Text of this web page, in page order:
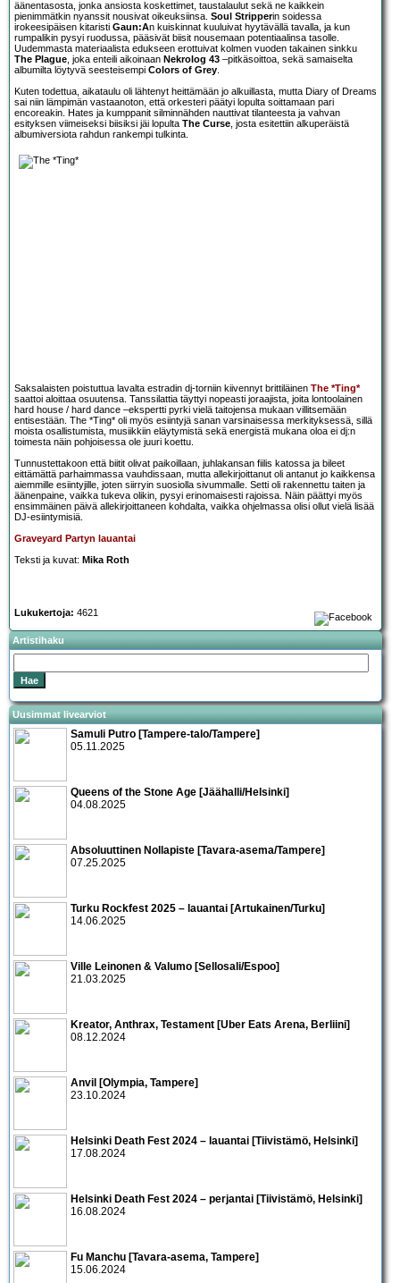
äänentasosta, jonka ansiosta koskettimet, taustalaulut sekä ne kaikkein
pienimmätkin nyanssit nousivat oikeuksiinsa. Soul Stripperin soidessa
irokeesipäisen kitaristi Gaun:An kuiskinnat kuuluivat hyytävällä tavalla, ja kun
rumpalikin pysyi ruodussa, pääsivät biisit nousemaan potentiaalinsa tasolle.
Uudemmasta materiaalista edukseen erottuivat kolmen vuoden takainen sinkku
The Plague, joka enteili aikoinaan Nekrolog 43 –pitkäsoittoa, sekä samaiselta
albumilta löytyvä seesteisempi Colors of Grey.
Kuten todettua, aikataulu oli lähtenyt heittämään jo alkuillasta, mutta Diary of Dreams
sai niin lämpimän vastaanoton, että orkesteri päätyi lopulta soittamaan pari
encoreakin. Hates ja kumppanit silminnähden nauttivat tilanteesta ja vahvan
esityksen viimeiseksi biisiksi jäi lopulta The Curse, josta esitettiin alkuperäistä
albumiversiota rahdun rankempi tulkinta.
Saksalaisten poistuttua lavalta estradin dj-torniin kiivennyt brittiläinen The *Ting*
saattoi aloittaa osuutensa. Tanssilattia täyttyi nopeasti joraajista, joita lontoolainen
hard house / hard dance –ekspertti pyrki vielä taitojensa mukaan villitsemään
entisestään. The *Ting* oli myös esiintyjä sanan varsinaisessa merkityksessä, sillä
moista osallistumista, musiikkiin eläytymistä sekä energistä mukana oloa ei dj:n
toimesta näin pohjoisessa ole juuri koettu.
Tunnustettakoon että biitit olivat paikoillaan, juhlakansan fiilis katossa ja bileet
eittämättä parhaimmassa vauhdissaan, mutta allekirjoittanut oli antanut jo kaikkensa
aiemmille esiintyjille, joten siirryin suosiolla sivummalle. Setti oli rakennettu taiten ja
äänenpaine, vaikka tukeva olikin, pysyi erinomaisesti rajoissa. Näin päättyi myös
ensimmäinen päivä allekirjoittaneen kohdalta, vaikka ohjelmassa olisi ollut vielä lisää
DJ-esiintymisiä.
Graveyard Partyn lauantai
Teksti ja kuvat: Mika Roth
Lukukertoja: 4621
Artistihaku
Uusimmat livearviot
Samuli Putro [Tampere-talo/Tampere]
05.11.2025
Queens of the Stone Age [Jäähalli/Helsinki]
04.08.2025
Absoluuttinen Nollapiste [Tavara-asema/Tampere]
07.25.2025
Turku Rockfest 2025 – lauantai [Artukainen/Turku]
14.06.2025
Ville Leinonen & Valumo [Sellosali/Espoo]
21.03.2025
Kreator, Anthrax, Testament [Uber Eats Arena, Berliini]
08.12.2024
Anvil [Olympia, Tampere]
23.10.2024
Helsinki Death Fest 2024 – lauantai [Tiivistämö, Helsinki]
17.08.2024
Helsinki Death Fest 2024 – perjantai [Tiivistämö, Helsinki]
16.08.2024
Fu Manchu [Tavara-asema, Tampere]
15.06.2024